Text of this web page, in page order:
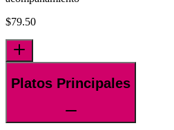
$79.50
Platos Principales